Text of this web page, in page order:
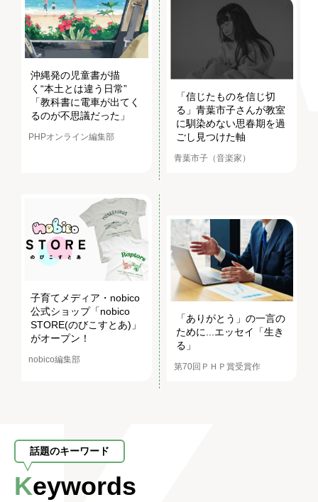
沖縄発の児童書が描
く“本土とは違う日常”
「教科書に電車が出てく
るのが不思議だった」
PHPオンライン編集部
「信じたものを信じ切
る」青葉市子さんが教室
に馴染めない思春期を過
ごし見つけた軸
青葉市子（音楽家）
子育てメディア・nobico
公式ショップ「nobico
STORE(のびこすとあ)」
がオープン！
nobico編集部
「ありがとう」の一言の
ために...エッセイ「生き
る」
第70回ＰＨＰ賞受賞作
話題のキーワード
Keywords